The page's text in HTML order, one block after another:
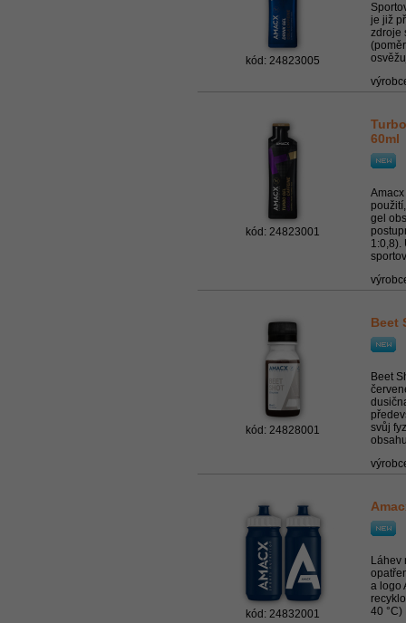
kód: 24823005
je již
zdroje
kód: 24823001
60ml
gel
1:0,8).
kód: 24828001
Beet
Beet
svůj
kód: 24832001
Láhev
a logo
40 °C)